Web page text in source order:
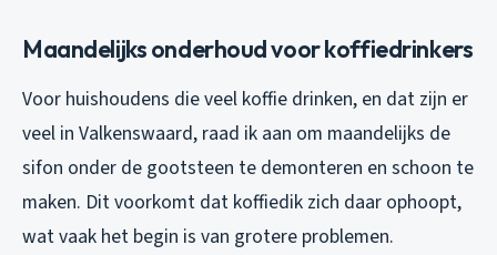
Maandelijks onderhoud voor koffiedrinkers
Voor huishoudens die veel koffie drinken, en dat zijn er
veel in Valkenswaard, raad ik aan om maandelijks de
sifon onder de gootsteen te demonteren en schoon te
maken. Dit voorkomt dat koffiedik zich daar ophoopt,
wat vaak het begin is van grotere problemen.